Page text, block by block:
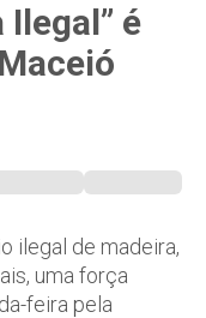
é
ilegal de madeira,
uma força
feira pela